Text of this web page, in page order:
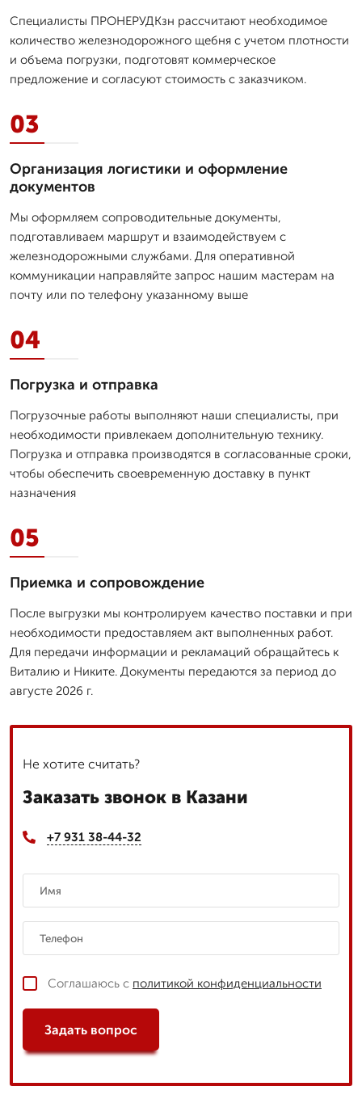
Специалисты ПРОНЕРУДКзн рассчитают необходимое
количество железнодорожного щебня с учетом плотности
и объема погрузки, подготовят коммерческое
предложение и согласуют стоимость с заказчиком.
03
Организация логистики и оформление
документов
Мы оформляем сопроводительные документы,
подготавливаем маршрут и взаимодействуем с
железнодорожными службами. Для оперативной
коммуникации направляйте запрос нашим мастерам на
почту или по телефону указанному выше
04
Погрузка и отправка
Погрузочные работы выполняют наши специалисты, при
необходимости привлекаем дополнительную технику.
Погрузка и отправка производятся в согласованные сроки,
чтобы обеспечить своевременную доставку в пункт
назначения
05
Приемка и сопровождение
После выгрузки мы контролируем качество поставки и при
необходимости предоставляем акт выполненных работ.
Для передачи информации и рекламаций обращайтесь к
Виталию и Никите. Документы передаются за период до
августе 2026 г.
Не хотите считать?
Заказать звонок в Казани
+7 931 38-44-32
Соглашаюсь с политикой конфиденциальности
Задать вопрос